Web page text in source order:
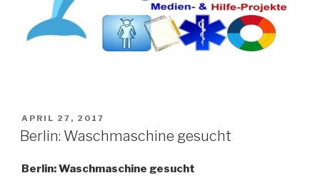
VERÖFFENTLICHT
AM
APRIL 27, 2017
Berlin: Waschmaschine gesucht
Berlin: Waschmaschine gesucht